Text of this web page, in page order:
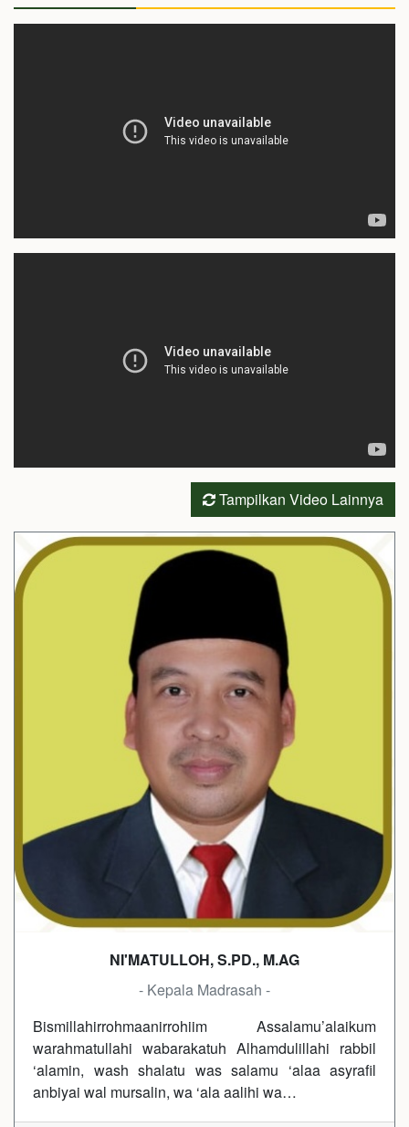
Tampilkan Video Lainnya
NI'MATULLOH, S.PD., M.AG
- Kepala Madrasah -
Bismillahirrohmaanirrohiim Assalamu’alaikum
warahmatullahi wabarakatuh Alhamdulillahi rabbil
‘alamin, wash shalatu was salamu ‘alaa asyrafil
anbiyai wal mursalin, wa ‘ala aalihi wa…